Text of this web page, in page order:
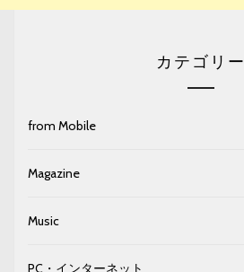
カテゴリー
from Mobile
Magazine
Music
PC・インターネット